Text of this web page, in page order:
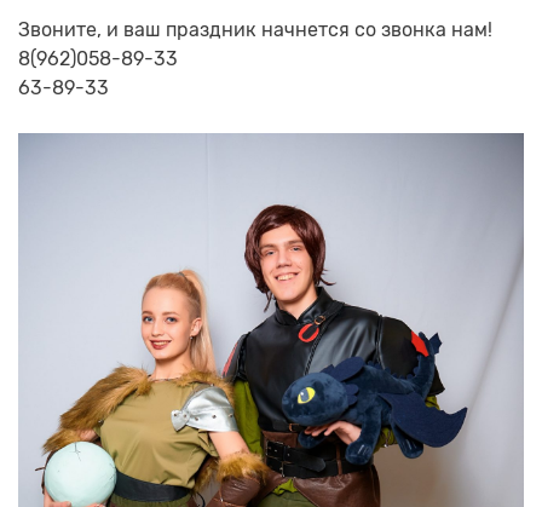
Звоните, и ваш праздник начнется со звонка нам!
8(962)058-89-33
63-89-33